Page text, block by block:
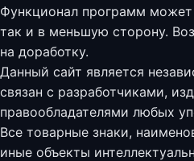
Функционал программ
так и в меньшую сторону.
на доработку.
Данный сайт является
связан с разработчиками,
правообладателями любых
Все товарные знаки,
иные объекты